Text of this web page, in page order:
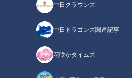
中日クラウンズ
中日ドラゴンズ関連記事
花咲かタイムズ